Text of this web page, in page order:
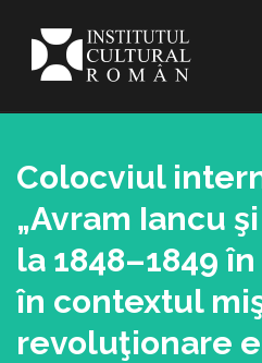
Colocviul
„Avram Iancu
la 1848–1849
în contextul
revoluţionare